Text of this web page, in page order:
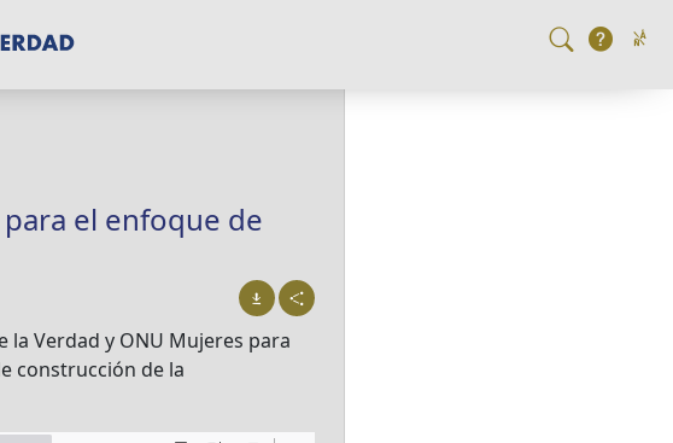
el enfoque de
Verdad y ONU Mujeres para
construcción de la